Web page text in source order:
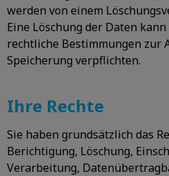
werden von einem
Eine Löschung der Daten
rechtliche Bestimmungen zur
Speicherung verpflichten.
Ihre Rechte
Sie haben grundsätzlich das
Berichtigung, Löschung,
Verarbeitung,